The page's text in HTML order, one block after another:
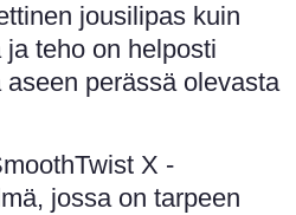
jousilipas kuin
teho on helposti
perässä olevasta
X -
jossa on tarpeen